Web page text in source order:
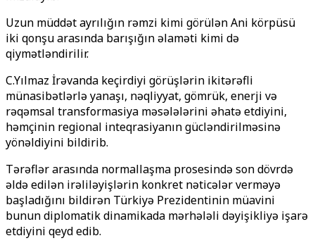
Uzun müddət ayrılığın rəmzi kimi görülən Ani körpüsü
iki qonşu arasında barışığın əlaməti kimi də
qiymətləndirilir.
C.Yılmaz İrəvanda keçirdiyi görüşlərin ikitərəfli
münasibətlərlə yanaşı, nəqliyyat, gömrük, enerji və
rəqəmsal transformasiya məsələlərini əhatə etdiyini,
həmçinin regional inteqrasiyanın gücləndirilməsinə
yönəldiyini bildirib.
Tərəflər arasında normallaşma prosesində son dövrdə
əldə edilən irəliləyişlərin konkret nəticələr verməyə
başladığını bildirən Türkiyə Prezidentinin müavini
bunun diplomatik dinamikada mərhələli dəyişikliyə işarə
etdiyini qeyd edib.